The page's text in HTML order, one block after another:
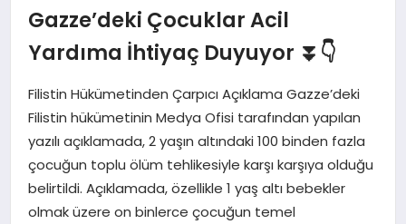
EĞITIM
EKONOMI
MAGAZIN
SAĞLIK
SIYASET
Gazze’deki Çocuklar Acil
Yardıma İhtiyaç Duyuyor ⏬👇
Filistin Hükümetinden Çarpıcı Açıklama Gazze’deki
Filistin hükümetinin Medya Ofisi tarafından yapılan
yazılı açıklamada, 2 yaşın altındaki 100 binden fazla
çocuğun toplu ölüm tehlikesiyle karşı karşıya olduğu
belirtildi. Açıklamada, özellikle 1 yaş altı bebekler
olmak üzere on binlerce çocuğun temel